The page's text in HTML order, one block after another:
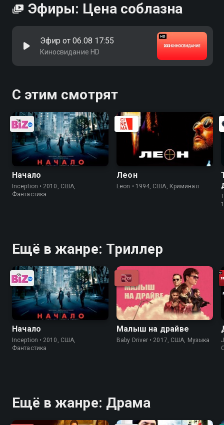
Эфиры: Цена соблазна
Эфир от 06.08 17:55
Киносвидание HD
С этим смотрят
Начало
Inception • 2010, США,
Фантастика
Леон
Leon • 1994, США, Криминал
Ещё в жанре: Триллер
Начало
Inception • 2010, США,
Фантастика
Малыш на драйве
Baby Driver • 2017, США, Музыка
Ещё в жанре: Драма